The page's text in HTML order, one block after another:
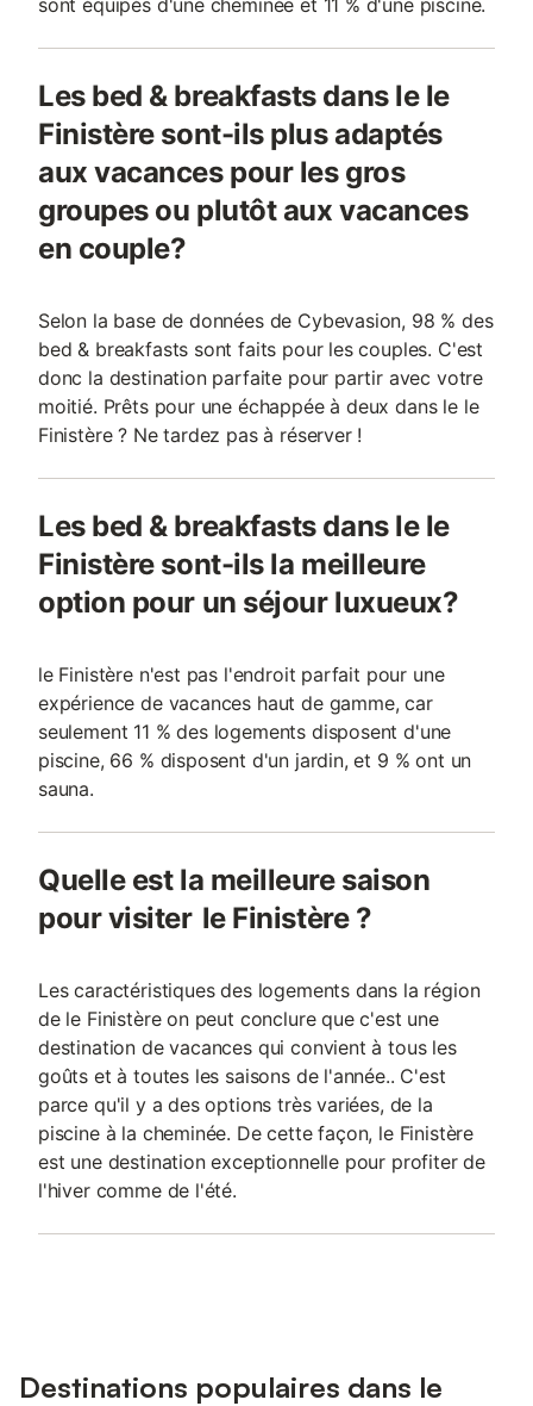
sont équipés d'une cheminée et 11 % d'une piscine.
Les bed & breakfasts dans le le
Finistère sont-ils plus adaptés
aux vacances pour les gros
groupes ou plutôt aux vacances
en couple?
Selon la base de données de Cybevasion, 98 % des
bed & breakfasts sont faits pour les couples. C'est
donc la destination parfaite pour partir avec votre
moitié. Prêts pour une échappée à deux dans le le
Finistère ? Ne tardez pas à réserver !
Les bed & breakfasts dans le le
Finistère sont-ils la meilleure
option pour un séjour luxueux?
le Finistère n'est pas l'endroit parfait pour une
expérience de vacances haut de gamme, car
seulement 11 % des logements disposent d'une
piscine, 66 % disposent d'un jardin, et 9 % ont un
sauna.
Quelle est la meilleure saison
pour visiter le Finistère ?
Les caractéristiques des logements dans la région
de le Finistère on peut conclure que c'est une
destination de vacances qui convient à tous les
goûts et à toutes les saisons de l'année.. C'est
parce qu'il y a des options très variées, de la
piscine à la cheminée. De cette façon, le Finistère
est une destination exceptionnelle pour profiter de
l'hiver comme de l'été.
Destinations populaires dans le